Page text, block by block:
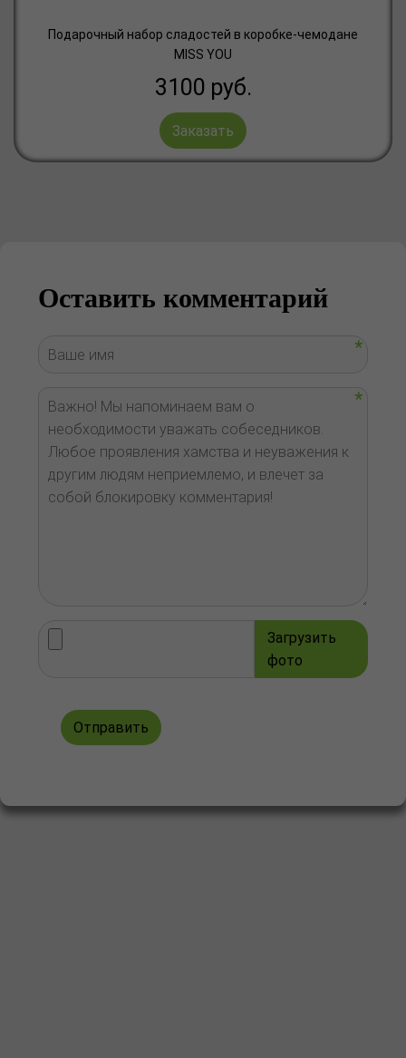
Подарочный набор сладостей в коробке-чемодане
MISS YOU
3100 руб.
Заказать
Оставить комментарий
Загрузить
фото
Отправить